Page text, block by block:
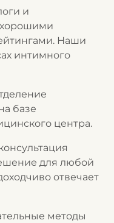
и
хорошими
Наши
интимного
базе
центра.
для любой
отвечает
методы